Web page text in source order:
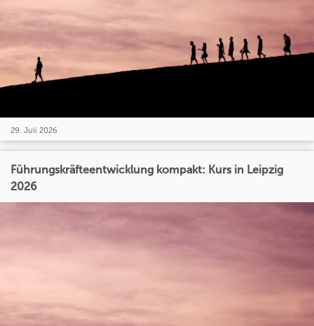
29. Juli 2026
Führungskräfteentwicklung kompakt: Kurs in Leipzig
2026